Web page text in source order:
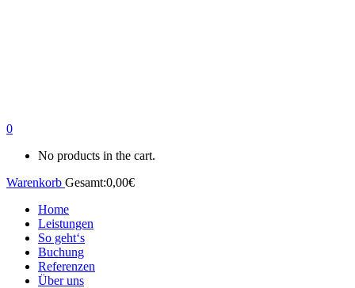
0
No products in the cart.
Warenkorb Gesamt:0,00€
Home
Leistungen
So geht‘s
Buchung
Referenzen
Über uns